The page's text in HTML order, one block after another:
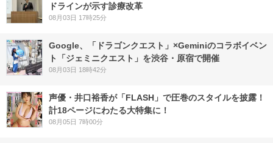
ドラインが示す診療改革
08月03日 17時25分
Google、「ドラゴンクエスト」×Geminiのコラボイベン
ト「ジェミニクエスト」を渋谷・原宿で開催
08月03日 18時42分
声優・井口裕香が「FLASH」で圧巻のスタイルを披露！
計18ページにわたる大特集に！
08月05日 7時00分